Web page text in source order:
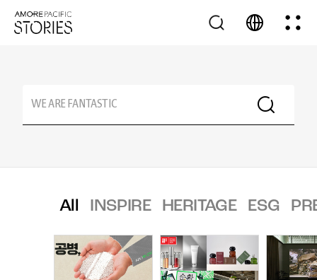
All INSPIRE HERITAGE ESG